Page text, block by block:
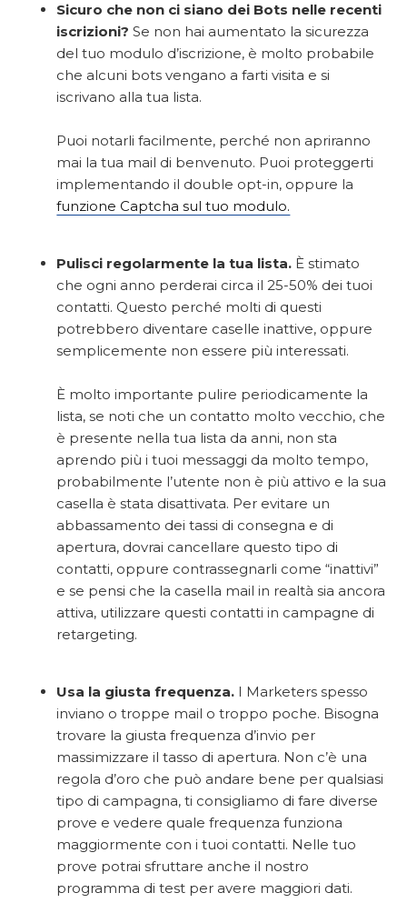
Sicuro che non ci siano dei Bots nelle recenti
iscrizioni? Se non hai aumentato la sicurezza
del tuo modulo d’iscrizione, è molto probabile
che alcuni bots vengano a farti visita e si
iscrivano alla tua lista.
Puoi notarli facilmente, perché non apriranno
mai la tua mail di benvenuto. Puoi proteggerti
implementando il double opt-in, oppure la
funzione Captcha sul tuo modulo.
Pulisci regolarmente la tua lista. È stimato
che ogni anno perderai circa il 25-50% dei tuoi
contatti. Questo perché molti di questi
potrebbero diventare caselle inattive, oppure
semplicemente non essere più interessati.
È molto importante pulire periodicamente la
lista, se noti che un contatto molto vecchio, che
è presente nella tua lista da anni, non sta
aprendo più i tuoi messaggi da molto tempo,
probabilmente l’utente non è più attivo e la sua
casella è stata disattivata. Per evitare un
abbassamento dei tassi di consegna e di
apertura, dovrai cancellare questo tipo di
contatti, oppure contrassegnarli come “inattivi”
e se pensi che la casella mail in realtà sia ancora
attiva, utilizzare questi contatti in campagne di
retargeting.
Usa la giusta frequenza. I Marketers spesso
inviano o troppe mail o troppo poche. Bisogna
trovare la giusta frequenza d’invio per
massimizzare il tasso di apertura. Non c’è una
regola d’oro che può andare bene per qualsiasi
tipo di campagna, ti consigliamo di fare diverse
prove e vedere quale frequenza funziona
maggiormente con i tuoi contatti. Nelle tuo
prove potrai sfruttare anche il nostro
programma di test per avere maggiori dati.